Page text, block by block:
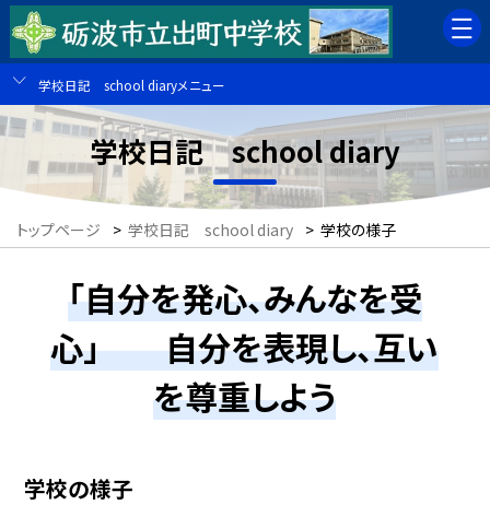
学校日記 school diaryメニュー
学校日記 school diary
トップページ > 学校日記 school diary > 学校の様子
「自分を発心、みんなを受
心」 自分を表現し、互い
を尊重しよう
学校の様子